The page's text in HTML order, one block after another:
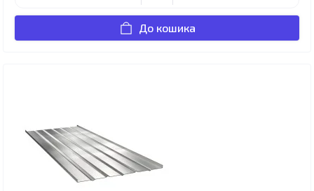
До кошика